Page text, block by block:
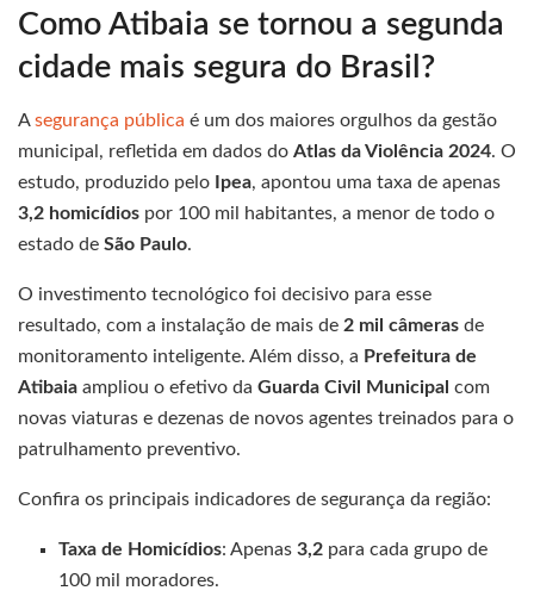
Como Atibaia se tornou a segunda
cidade mais segura do Brasil?
Asegurança pública é um dos maiores orgulhos da gestão
municipal, refletida em dados do Atlas da Violência 2024. O
estudo, produzido pelo
Ipea, apontou uma taxa de apenas
3,2 homicídios por 100 mil habitantes, a menor de todo o
estado de São Paulo.
O investimento tecnológico foi decisivo para esse
resultado, com a instalação de mais de 2 mil câmeras de
monitoramento inteligente. Além disso, a Prefeitura de
Atibaia ampliou o efetivo da Guarda Civil Municipal com
novas viaturas e dezenas de novos agentes treinados para o
patrulhamento preventivo.
Confira os principais indicadores de segurança da região:
Taxa de Homicídios: Apenas3,2 para cada grupo de
100 mil moradores.